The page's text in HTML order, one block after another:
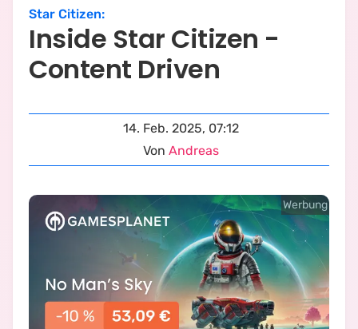
Star Citizen:
Inside Star Citizen -
Content Driven
14. Feb. 2025, 07:12
Von Andreas
Werbung